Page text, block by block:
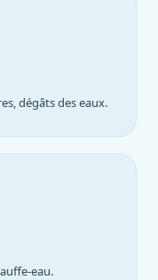
dégâts des eaux.
eau.